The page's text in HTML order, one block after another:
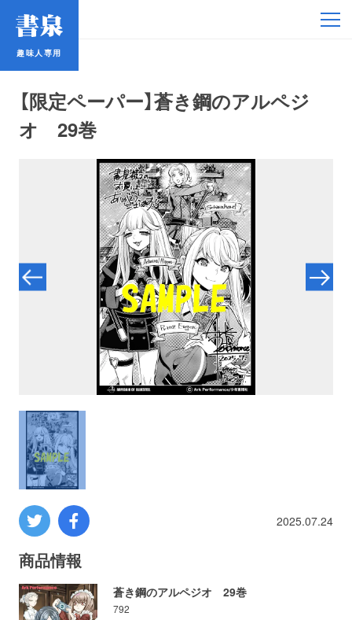
趣味人専用
【限定ペーパー】蒼き鋼のアルペジ
オ 29巻
2025.07.24
商品情報
蒼き鋼のアルペジオ 29巻
792
趣味人専用
アイドル
鉄道・バス
コミック・ラノベ
プロレス
数学
コンピューター
ミリタリー
その他
イベント